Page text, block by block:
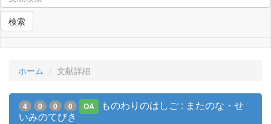
検索
ホーム 文献詳細
4 0 0 0 OA
ものわりのはしご : またのな・せ
いみのてびき